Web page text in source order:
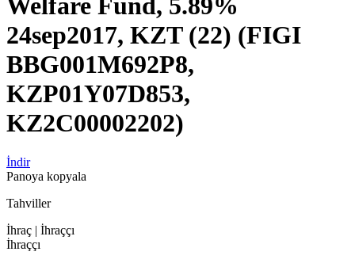
Welfare Fund, 5.89%
24sep2017, KZT (22) (FIGI
BBG001M692P8,
KZP01Y07D853,
KZ2C00002202)
İndir
Panoya kopyala
Tahviller
İhraç | İhraççı
İhraççı